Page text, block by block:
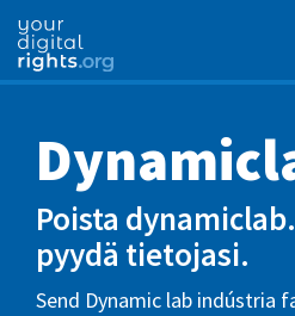
Poista
pyydä tietojasi.
Send Dynamic lab indústria